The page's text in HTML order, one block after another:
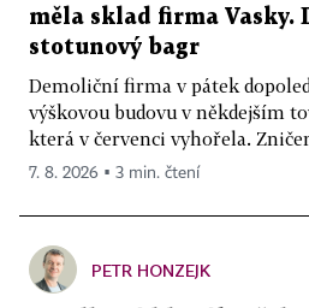
měla sklad firma Vasky.
stotunový bagr
Demoliční firma v pátek
výškovou budovu v někdejším
která v červenci vyhořela.
7. 8. 2026 ▪ 3 min. čtení
PETR HONZEJK